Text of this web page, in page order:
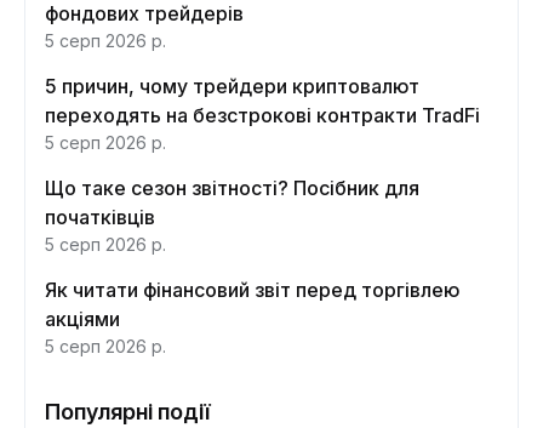
фондових трейдерів
5 серп 2026 р.
5 причин, чому трейдери криптовалют
переходять на безстрокові контракти TradFi
5 серп 2026 р.
Що таке сезон звітності? Посібник для
початківців
5 серп 2026 р.
Як читати фінансовий звіт перед торгівлею
акціями
5 серп 2026 р.
Популярні події